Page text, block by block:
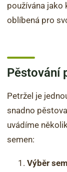
používána jako
oblíbená pro
Pěstování
Petržel je
snadno
uvádíme
semen:
Výběr